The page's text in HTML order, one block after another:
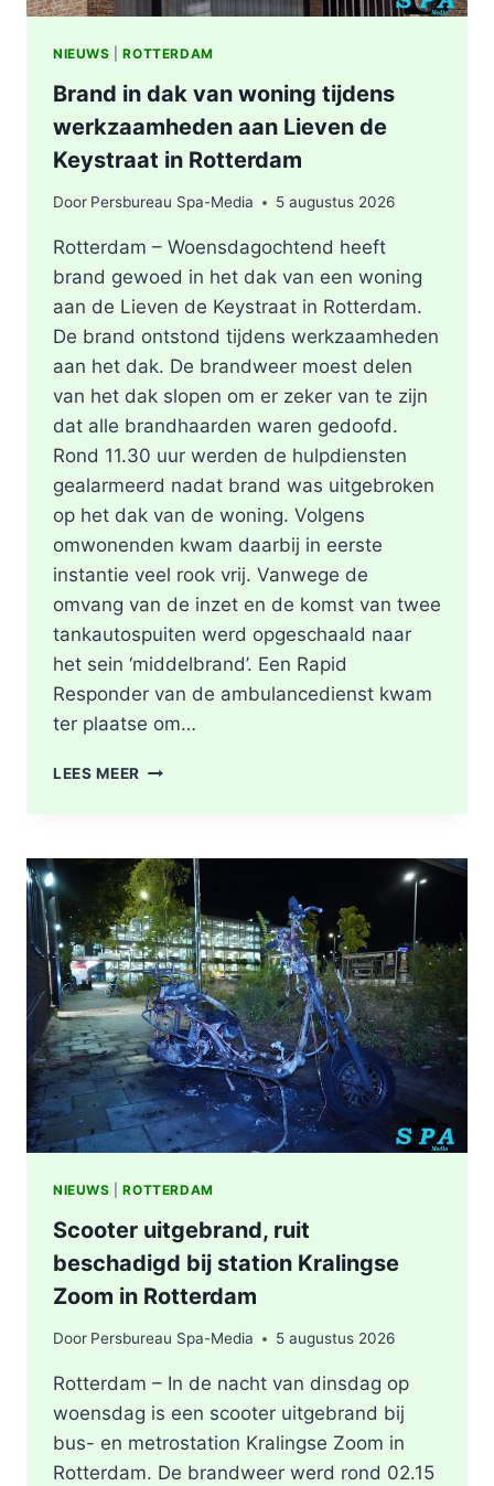
NIEUWS |ROTTERDAM
Brand in dak van woning tijdens
werkzaamheden aan Lieven de
Keystraat in Rotterdam
Door Persbureau Spa-Media 5 augustus 2026
Rotterdam – Woensdagochtend heeft
brand gewoed in het dak van een woning
aan de Lieven de Keystraat in Rotterdam.
De brand ontstond tijdens werkzaamheden
aan het dak. De brandweer moest delen
van het dak slopen om er zeker van te zijn
dat alle brandhaarden waren gedoofd.
Rond 11.30 uur werden de hulpdiensten
gealarmeerd nadat brand was uitgebroken
op het dak van de woning. Volgens
omwonenden kwam daarbij in eerste
instantie veel rook vrij. Vanwege de
omvang van de inzet en de komst van twee
tankautospuiten werd opgeschaald naar
het sein ‘middelbrand’. Een Rapid
Responder van de ambulancedienst kwam
ter plaatse om…
LEES MEER BRAND
WONING
TIJDENS
WERKZAAMHEDEN
AAN
LIEVEN
DE
KEYSTRAAT
IN
ROTTERDAM
NIEUWS |ROTTERDAM
Scooter uitgebrand, ruit
beschadigd bij station Kralingse
Zoom in Rotterdam
Door Persbureau Spa-Media 5 augustus 2026
Rotterdam – In de nacht van dinsdag op
woensdag is een scooter uitgebrand bij
bus- en metrostation Kralingse Zoom in
Rotterdam. De brandweer werd rond 02.15